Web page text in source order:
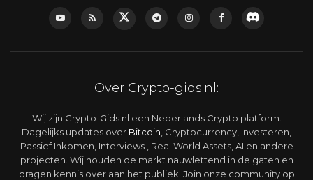
Over Crypto-gids.nl:
Wij zijn Crypto-Gids.nl een Nederlands Crypto platform.
Dagelijks updates over Bitcoin , Cryptocurrency, Investeren,
Passief Inkomen, Interviews , Real World Assets, AI en andere
projecten. Wij houden de markt nauwlettend in de gaten en
dragen kennis over aan het publiek. Join onze community op